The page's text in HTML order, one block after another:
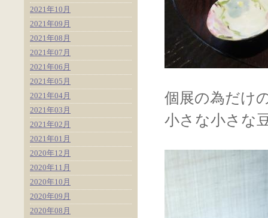
個展の為だけ
小さな小さな
2021年10月
2021年09月
2021年08月
2021年07月
2021年06月
2021年05月
2021年04月
2021年03月
2021年02月
2021年01月
2020年12月
2020年11月
2020年10月
2020年09月
2020年08月